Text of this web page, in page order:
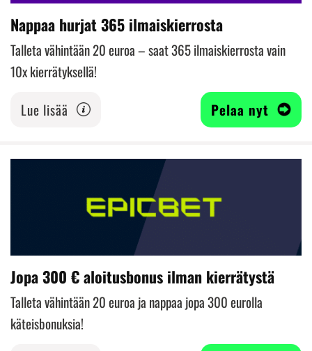
Nappaa hurjat 365 ilmaiskierrosta
Talleta vähintään 20 euroa – saat 365 ilmaiskierrosta vain
10x kierrätyksellä!
Lue lisää
Pelaa nyt
Jopa 300 € aloitusbonus ilman kierrätystä
Talleta vähintään 20 euroa ja nappaa jopa 300 eurolla
käteisbonuksia!